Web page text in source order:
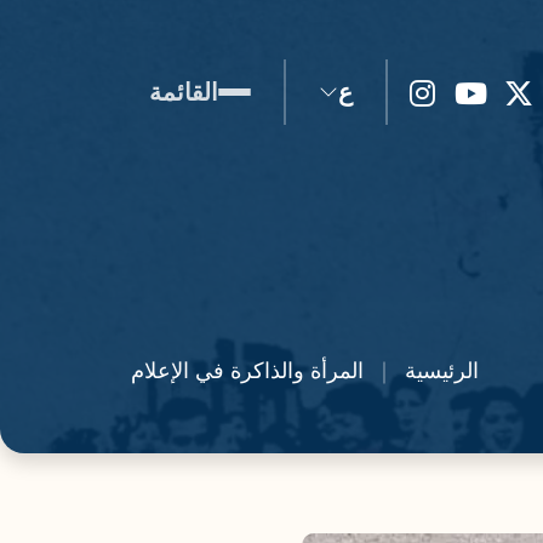
ع القائمة
الرئيسية المرأة والذاكرة في الإعلام